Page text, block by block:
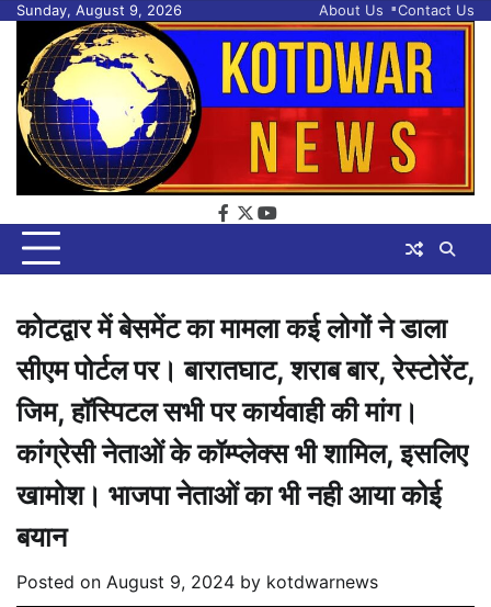
Skip
content
Sunday, August 9, 2026 About Us Contact Us
facebook
twitter
youtube
कोटद्वार में बेसमेंट का मामला कई लोगों ने डाला
सीएम पोर्टल पर। बारातघाट, शराब बार, रेस्टोरेंट,
जिम, हॉस्पिटल सभी पर कार्यवाही की मांग।
कांग्रेसी नेताओं के कॉम्प्लेक्स भी शामिल, इसलिए
खामोश। भाजपा नेताओं का भी नही आया कोई
बयान
Posted on August 9, 2024 by kotdwarnews